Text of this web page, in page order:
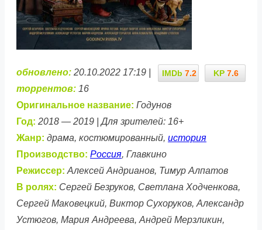
KP 7.6
IMDb 7.2
обновлено: 20.10.2022 17:19 |
торрентов: 16
Оригинальное название: Годунов
Год: 2018 — 2019 | Для зрителей: 16+
Жанр: драма, костюмированный, история
Производство: Россия, Главкино
Режиссер: Алексей Андрианов, Тимур Алпатов
В ролях: Сергей Безруков, Светлана Ходченкова,
Сергей Маковецкий, Виктор Сухоруков, Александр
Устюгов, Мария Андреева, Андрей Мерзликин,